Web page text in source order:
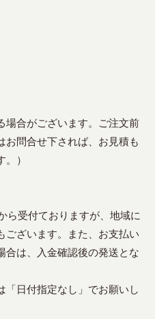
場合がございます。ご注文前
お問合せ下されば、お見積も
）
ら受付ておりますが、地域に
ございます。また、お支払い
合は、入金確認後の発送とな
日付指定なし」でお願いし